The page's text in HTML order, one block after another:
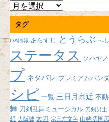
ア
ー
カ
イ
ブ
タグ
OA情報 あらすじ とうらぶ へ
ステータス ソハヤ
プ ネタバレ プレミアムバン
シピ 一覧 三日月宗近 不
舞 刀剣乱舞ミュージカル 刀剣男士
想 大阪城 太刀 宗三左文字 山姥切国広